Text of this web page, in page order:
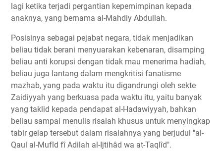
lagi ketika terjadi pergantian kepemimpinan kepada
anaknya, yang bernama al-Mahdiy Abdullah.
Posisinya sebagai pejabat negara, tidak menjadikan
beliau tidak berani menyuarakan kebenaran, disamping
beliau anti korupsi dengan tidak mau menerima hadiah,
beliau juga lantang dalam mengkritisi fanatisme
mazhab, yang pada waktu itu digandrungi oleh sekte
Zaidiyyah yang berkuasa pada waktu itu, yaitu banyak
yang taklid kepada pendapat al-Hadawiyyah, bahkan
beliau sampai menulis risalah khusus untuk menyingkap
tabir gelap tersebut dalam risalahnya yang berjudul "al-
Qaul al-Mufîd fî Adilah al-Ijtihâd wa at-Taqlîd".